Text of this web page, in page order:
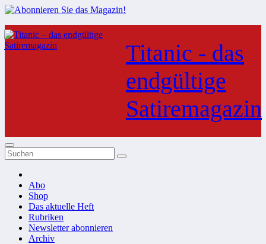
Zum
Inhalt
springen
Titanic - das
endgültige
Satiremagazin
Abo
Shop
Das aktuelle Heft
Rubriken
Newsletter abonnieren
Archiv